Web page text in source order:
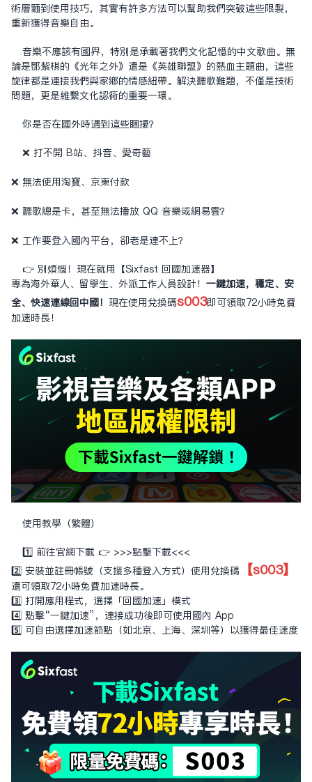
術層面到使用技巧，其實有許多方法可以幫助我們突破這些限制，
重新獲得音樂自由。
音樂不應該有國界，特別是承載著我們文化記憶的中文歌曲。無
論是鄧紫棋的《光年之外》還是《英雄聯盟》的熱血主題曲，這些
旋律都是連接我們與家鄉的情感紐帶。解決聽歌難題，不僅是技術
問題，更是維繫文化認同的重要一環。
你是否在國外時遇到這些困擾？
❌ 打不開 B站、抖音、愛奇藝
❌ 無法使用淘寶、京東付款
❌ 聽歌總是卡，甚至無法播放 QQ 音樂或網易雲？
❌ 工作要登入國內平台，卻老是連不上？
👉 別煩惱！現在就用【Sixfast 回國加速器】
專為海外華人、留學生、外派工作人員設計！ 一鍵加速，穩定、安
全、快速連線回中國！ 現在使用兌換碼s003即可領取72小時免費
加速時長！
使用教學（繁體）
1️⃣ 前往官網下載 👉 >>>點擊下載<<<
2️⃣ 安裝並註冊帳號（支援多種登入方式）使用兌換碼
【s003】
還可領取72小時免費加速時長。
3️⃣ 打開應用程式，選擇「回國加速」模式
4️⃣ 點擊“一鍵加速”，連接成功後即可使用國內 App
5️⃣ 可自由選擇加速節點（如北京、上海、深圳等）以獲得最佳速度